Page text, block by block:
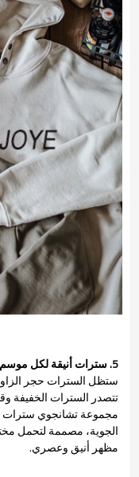
5. سترات أنيقة لكل موسم
تتصدر السترات الخفيفة
مجموعة تشانجوي سترات
الجوية، مصممة لتحمل
مظهر أنيق وعصري.